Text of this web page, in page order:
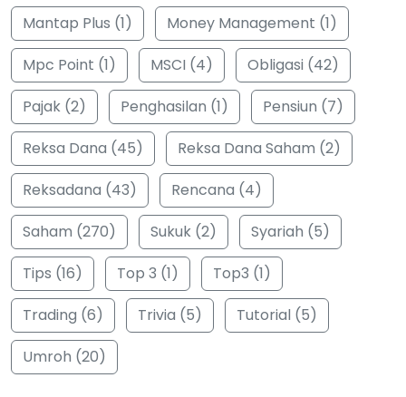
Mantap Plus (1)
Money Management (1)
Mpc Point (1)
MSCI (4)
Obligasi (42)
Pajak (2)
Penghasilan (1)
Pensiun (7)
Reksa Dana (45)
Reksa Dana Saham (2)
Reksadana (43)
Rencana (4)
Saham (270)
Sukuk (2)
Syariah (5)
Tips (16)
Top 3 (1)
Top3 (1)
Trading (6)
Trivia (5)
Tutorial (5)
Umroh (20)